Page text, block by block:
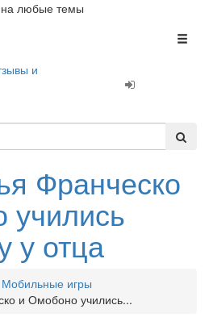
на любые темы
Франческо
у отца
Мобильные игры
и Омобоно учились...